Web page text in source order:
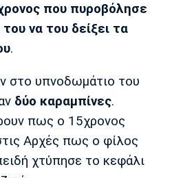
Παρί Σεν
Μαρσέιγ
Ερυθρός
Αστέρας
Τότεναμ
που πυροβόλησε
να του δείξει τα
.
στο υπνοδωμάτιο του
δύο καραμπίνες.
πως ο 15χρονος
Αρχές πως ο φίλος
χτύπησε το κεφάλι